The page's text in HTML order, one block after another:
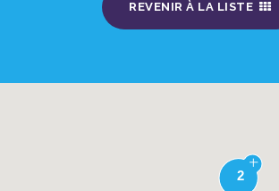
REVENIR À LA LISTE
2